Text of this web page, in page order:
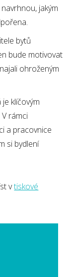
jakým
bytů
bude motivovat
ohroženým
klíčovým
rámci
a pracovnice
si bydlení
vtiskové